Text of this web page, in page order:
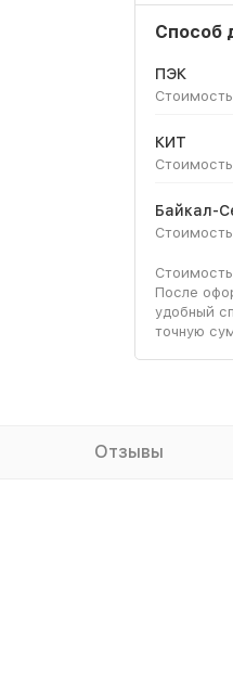
Способ
ПЭК
КИТ
Байкал-
После
удобный
точную
Отзывы